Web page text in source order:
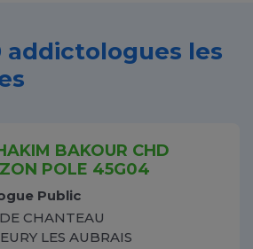
addictologues les
BAKOUR CHD
POLE 45G04
Public
CHANTEAU
LES AUBRAIS